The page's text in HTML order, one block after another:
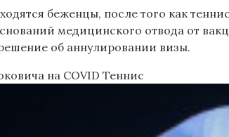
беженцы, после того как
медицинского отвода от
об аннулировании визы.
на COVID Теннис